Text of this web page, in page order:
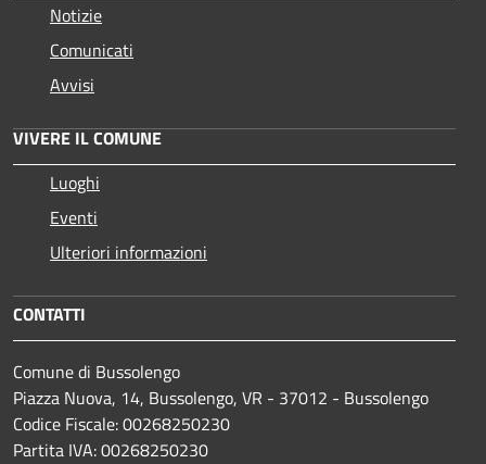
Notizie
Comunicati
Avvisi
VIVERE IL COMUNE
Luoghi
Eventi
Ulteriori informazioni
CONTATTI
Comune di Bussolengo
Piazza Nuova, 14, Bussolengo, VR - 37012 - Bussolengo
Codice Fiscale: 00268250230
Partita IVA: 00268250230